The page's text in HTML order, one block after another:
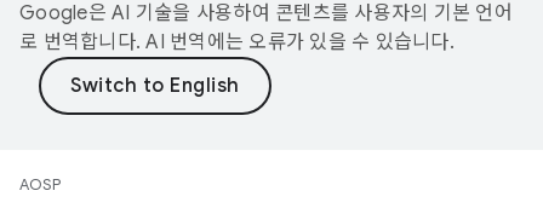
Google은 AI 기술을 사용하여 콘텐츠를 사용자의 기본 언어
로 번역합니다. AI 번역에는 오류가 있을 수 있습니다.
AOSP